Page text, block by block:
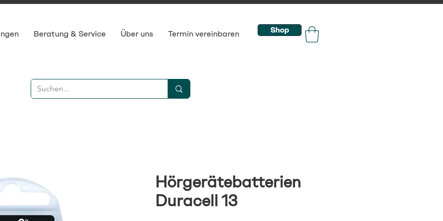
Beratung & Service Über uns Termin vereinbaren Shop
Hörgerätebatterien
Duracell 13